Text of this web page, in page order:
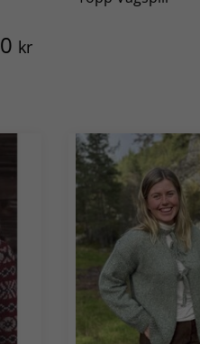
kr